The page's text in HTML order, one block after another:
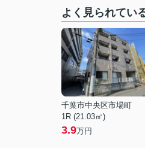
よく見られてい
千葉市中央区市場町
1R (21.03㎡)
3.9万円